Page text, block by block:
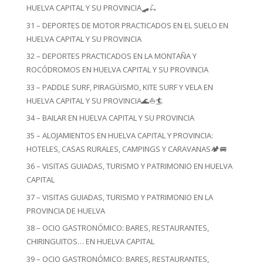
HUELVA CAPITAL Y SU PROVINCIA🛹🛴
31 – DEPORTES DE MOTOR PRACTICADOS EN EL SUELO EN
HUELVA CAPITAL Y SU PROVINCIA
32 – DEPORTES PRACTICADOS EN LA MONTAÑA Y
ROCÓDROMOS EN HUELVA CAPITAL Y SU PROVINCIA
33 – PADDLE SURF, PIRAGÜISMO, KITE SURF Y VELA EN
HUELVA CAPITAL Y SU PROVINCIA🌊⛵🏄
34 – BAILAR EN HUELVA CAPITAL Y SU PROVINCIA
35 – ALOJAMIENTOS EN HUELVA CAPITAL Y PROVINCIA:
HOTELES, CASAS RURALES, CAMPINGS Y CARAVANAS🏕️🚐
36 – VISITAS GUIADAS, TURISMO Y PATRIMONIO EN HUELVA
CAPITAL
37 – VISITAS GUIADAS, TURISMO Y PATRIMONIO EN LA
PROVINCIA DE HUELVA
38 – OCIO GASTRONÓMICO: BARES, RESTAURANTES,
CHIRINGUITOS… EN HUELVA CAPITAL
39 – OCIO GASTRONÓMICO: BARES, RESTAURANTES,